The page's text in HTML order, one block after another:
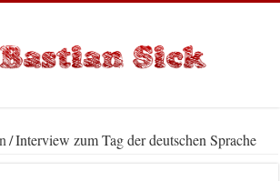
/Interview zum Tag der deutschen Sprache